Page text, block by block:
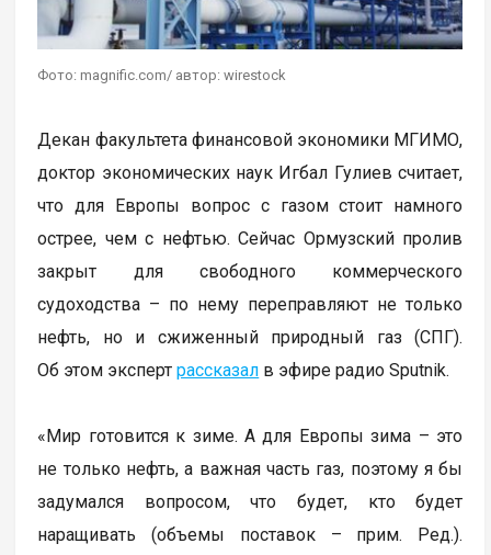
Фото: magnific.com/ автор: wirestock
Декан факультета финансовой экономики МГИМО,
доктор экономических наук Игбал Гулиев считает,
что для Европы вопрос с газом стоит намного
острее, чем с нефтью. Сейчас Ормузский пролив
закрыт для свободного коммерческого
судоходства – по нему переправляют не только
нефть, но и сжиженный природный газ (СПГ).
Об этом экспертрассказал в эфире радио Sputnik.
«Мир готовится к зиме. А для Европы зима – это
не только нефть, а важная часть газ, поэтому я бы
задумался вопросом, что будет, кто будет
наращивать (объемы поставок – прим. Ред.).